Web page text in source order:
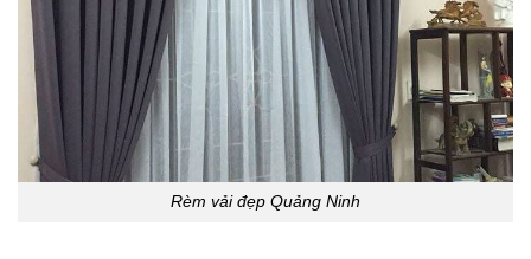
Rèm vải đẹp Quảng Ninh